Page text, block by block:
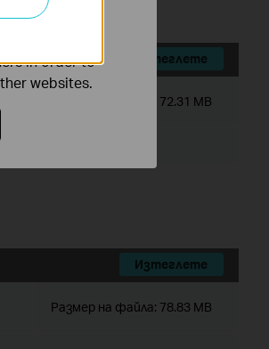
Изтеглете
72.31 MB
Изтеглете
Размер на файла: 78.83 MB
and
in order to
websites.